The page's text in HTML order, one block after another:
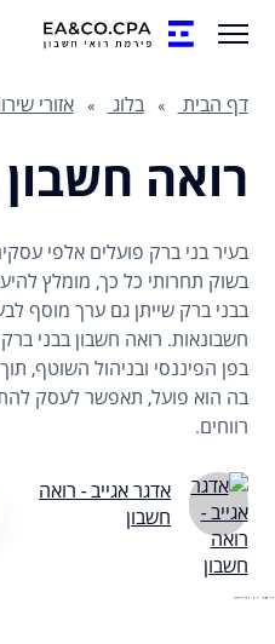
דף הבית בלוג אזורי
רואה
בעיר בני ברק פועלים אלפי
בשוק תחרותי כל כך, מומלץ
בבני ברק שייתן גם ערך מוסף
חשבונאות. רואה חשבון בבני ברק
בפן הפיננסי ובניהול השוטף,
בה הוא פועל, תאפשר לעסק
רווחים.
אדגר אגייב - רואה
חשבון